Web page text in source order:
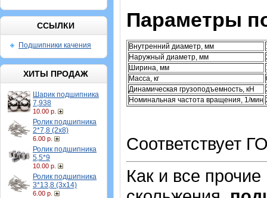
ССЫЛКИ
Подшипники качения
ХИТЫ ПРОДАЖ
Шарик подшипника
7,938
10.00 р.
Ролик подшипника
2*7,8 (2х8)
6.00 р.
Ролик подшипника
5,5*9
10.00 р.
Ролик подшипника
3*13,8 (3х14)
6.00 р.
Параметры
Внутренний диаметр, мм
Наружный диаметр, мм
Ширина, мм
Масса, кг
Динамическая грузоподъемность, кН
Номинальная частота вращения, 1/мин
Соответствует
Как и все